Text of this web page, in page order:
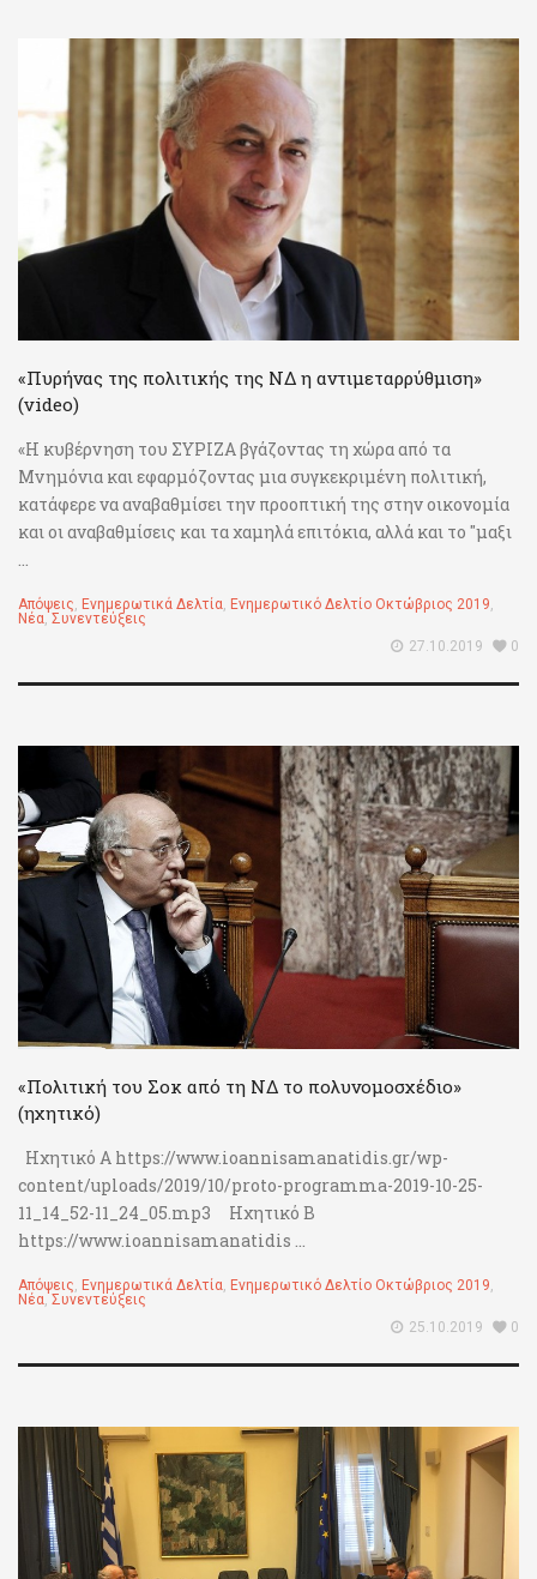
«Πυρήνας της πολιτικής της ΝΔ η αντιμεταρρύθμιση»
(video)
«Η κυβέρνηση του ΣΥΡΙΖΑ βγάζοντας τη χώρα από τα
Μνημόνια και εφαρμόζοντας μια συγκεκριμένη πολιτική,
κατάφερε να αναβαθμίσει την προοπτική της στην οικονομία
και οι αναβαθμίσεις και τα χαμηλά επιτόκια, αλλά και το "μαξι
...
Απόψεις, Ενημερωτικά Δελτία, Ενημερωτικό Δελτίο Οκτώβριος 2019,
Νέα, Συνεντεύξεις
27.10.2019
0
«Πολιτική του Σοκ από τη ΝΔ το πολυνομοσχέδιο»
(ηχητικό)
Ηχητικό Α https://www.ioannisamanatidis.gr/wp-
content/uploads/2019/10/proto-programma-2019-10-25-
11_14_52-11_24_05.mp3 Ηχητικό Β
https://www.ioannisamanatidis ...
Απόψεις, Ενημερωτικά Δελτία, Ενημερωτικό Δελτίο Οκτώβριος 2019,
Νέα,Συνεντεύξεις
25.10.2019
0